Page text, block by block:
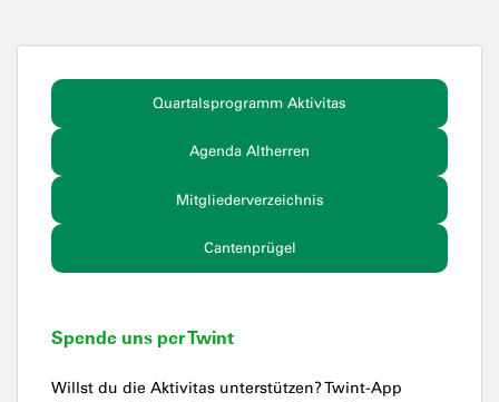
Quartalsprogramm Aktivitas
Agenda Altherren
Mitgliederverzeichnis
Cantenprügel
Spende uns per Twint
Willst du die Aktivitas unterstützen? Twint-App